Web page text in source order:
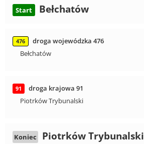
Start Bełchatów
476
droga wojewódzka 476
Bełchatów
91
droga krajowa 91
Piotrków Trybunalski
Koniec Piotrków Trybunalski